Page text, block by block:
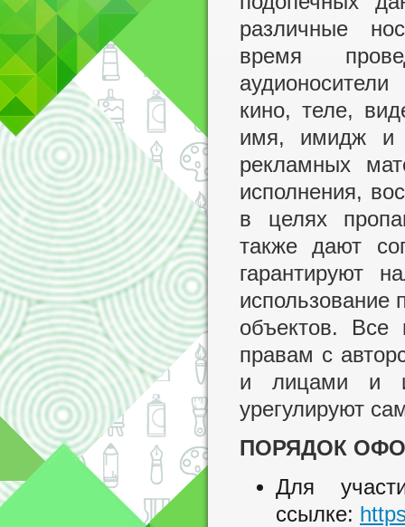
различные
время
кино, теле,
имя, имидж и
рекламных
исполнения,
в целях
также дают
гарантируют
использование
объектов. Все
правам с
и лицами и
урегулируют
ПОРЯДОК
Для
ссылке: